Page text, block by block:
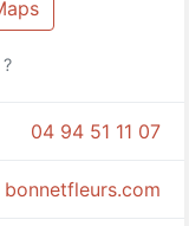
04 94 51 11 07
bonnetfleurs.com